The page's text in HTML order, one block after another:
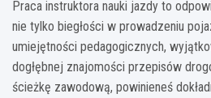
Praca instruktora nauki jazdy to
nie tylko biegłości w prowadzeniu
umiejętności pedagogicznych,
dogłębnej znajomości przepisów
ścieżkę zawodową, powinieneś